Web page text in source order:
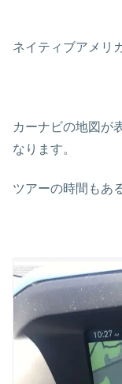
ネイティブアメリ
カーナビの地図が
なります。
ツアーの時間もあ